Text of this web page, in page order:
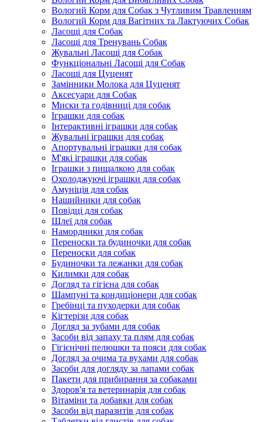
Вологий Корм для Собак з Чутливим Травленням
Вологий Корм для Вагітних та Лактуючих Собак
Ласощі для Собак
Ласощі для Тренувань Собак
Жувальні Ласощі для Собак
Функціональні Ласощі для Собак
Ласощі для Цуценят
Замінники Молока для Цуценят
Аксесуари для Собак
Миски та годівниці для собак
Іграшки для собак
Інтерактивні іграшки для собак
Жувальні іграшки для собак
Апортувальні іграшки для собак
М'які іграшки для собак
Іграшки з пищалкою для собак
Охолоджуючі іграшки для собак
Амуніція для собак
Нашийники для собак
Повідці для собак
Шлеї для собак
Намордники для собак
Переноски та будиночки для собак
Переноски для собак
Будиночки та лежанки для собак
Килимки для собак
Догляд та гігієна для собак
Шампуні та кондиціонери для собак
Гребінці та пуходерки для собак
Кігтерізи для собак
Догляд за зубами для собак
Засоби від запаху та плям для собак
Гігієнічні пелюшки та пояси для собак
Догляд за очима та вухами для собак
Засоби для догляду за лапами собак
Пакети для прибирання за собаками
Здоров'я та ветеринарія для собак
Вітаміни та добавки для собак
Засоби від паразитів для собак